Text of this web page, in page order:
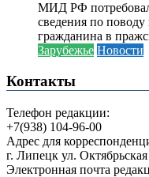
МИД РФ потребовал
сведения по
гражданина в
Зарубежье Новости
Контакты
Телефон редакции:
+7(938) 104-96-00
Адрес для
г. Липецк ул.
Электронная почта